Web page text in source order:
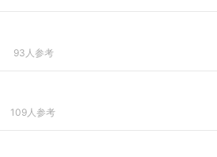
93人参考
109人参考